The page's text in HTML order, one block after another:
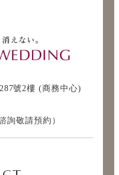
號2樓 (商務中心)
敬請預約）